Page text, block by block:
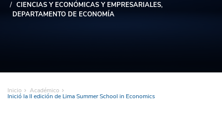
CIENCIAS Y ECONÓMICAS Y EMPRESARIALES
DEPARTAMENTO DE ECONOMÍA
Inicio Académico
Inició la II edición de Lima Summer School in Economics